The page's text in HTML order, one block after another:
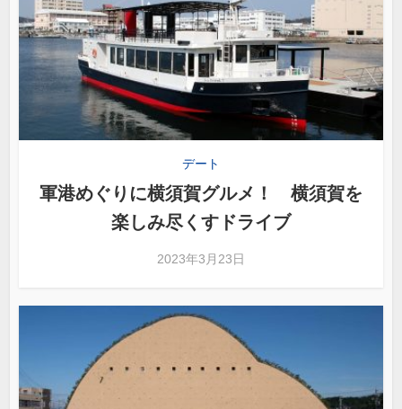
デート
軍港めぐりに横須賀グルメ！ 横須賀を
楽しみ尽くすドライブ
2023年3月23日